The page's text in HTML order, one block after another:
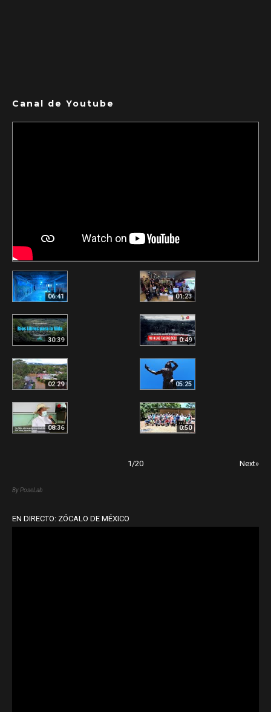
Canal de Youtube
06:41 01:23
30:39 0:49
02:29 05:25
08:36 0:50
1 /20 Next»
By PoseLab
EN DIRECTO: ZÓCALO DE MÉXICO